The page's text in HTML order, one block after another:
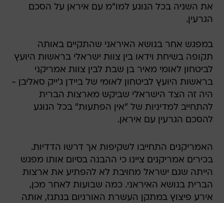
את השניה בכל הנוגע למו"מ עם איראן על הסכם
הגרעין.
במפגש אחר בנושא האיראני שהתקיים באותה
תקופה בשיחת וידאו בין צוות ישראלי בראשות היועץ
לביטחון לאומי מאיר בן שבת לבין צוות אמריקני
בראשות היועץ לביטחון לאומי של ביידן ג'ייק סאליבן -
היה זה הצד הישראלי שביקש מארצות הברית
להתחייב למדיניות של "אין הפתעות" בכל הנוגע
להסכם הגרעין עם איראן.
האמריקנים התחייבו לשקיפות אך דרשו הדדיות.
בכירים אמריקנים ציינו כי ההבנה בסיום אותו מפגש
הייתה שגם ישראל מחויבת לא להפתיע את ארצות
הברית בנושא האיראני. כמה שבועות לאחר מכן,
אירע פיצוץ במתקן העשרת האורניום בנתנז, אותה